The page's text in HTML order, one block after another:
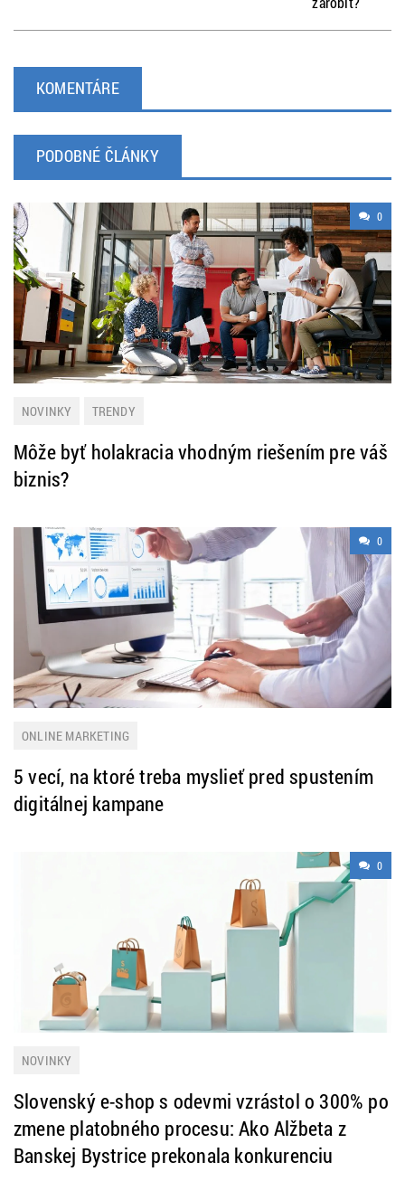
KOMENTÁRE
PODOBNÉ ČLÁNKY
0
NOVINKY TRENDY
Môže byť holakracia vhodným riešením pre váš
biznis?
0
ONLINE MARKETING
5 vecí, na ktoré treba myslieť pred spustením
digitálnej kampane
0
NOVINKY
Slovenský e-shop s odevmi vzrástol o 300% po
zmene platobného procesu: Ako Alžbeta z
Banskej Bystrice prekonala konkurenciu